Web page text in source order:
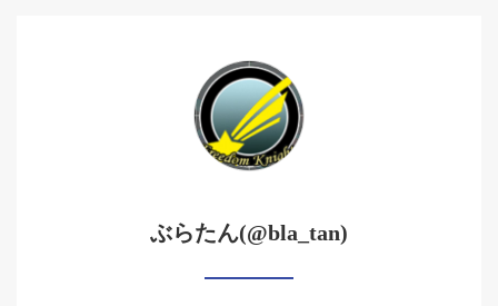
ぶらたん(@bla_tan)